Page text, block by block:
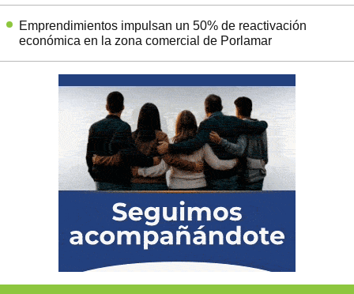
Emprendimientos impulsan un 50% de reactivación
económica en la zona comercial de Porlamar